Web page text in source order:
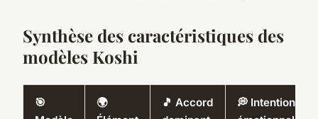
Synthèse des caractéristiques des
modèles Koshi
🎯
🌍
🎵 Accord
💭 Intention